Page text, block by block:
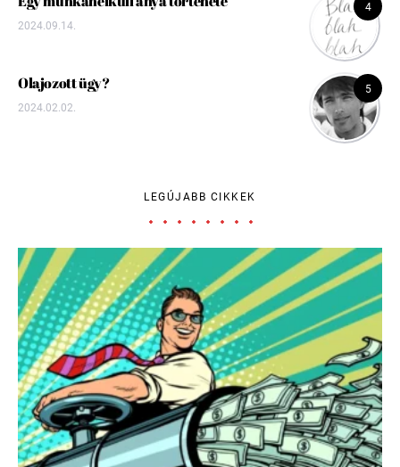
4
2024.09.14.
5
Olajozott ügy?
2024.02.02.
LEGÚJABB CIKKEK